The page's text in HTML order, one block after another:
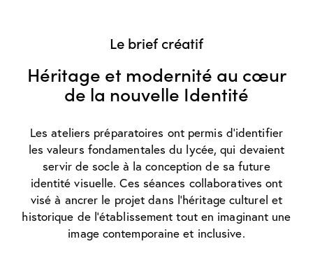
Le brief créatif
Héritage et modernité au cœur
de la nouvelle Identité
Les ateliers préparatoires ont permis d’identifier
les valeurs fondamentales du lycée, qui devaient
servir de socle à la conception de sa future
identité visuelle. Ces séances collaboratives ont
visé à ancrer le projet dans l’héritage culturel et
historique de l’établissement tout en imaginant une
image contemporaine et inclusive.